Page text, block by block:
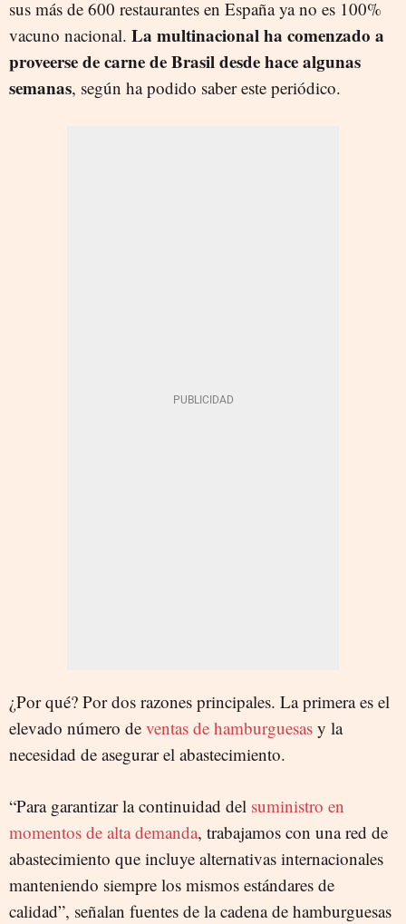
sus más de 600 restaurantes en España ya no es 100%
vacuno nacional. La multinacional ha comenzado a
proveerse de carne de Brasil desde hace algunas
semanas, según ha podido saber este periódico.
¿Por qué? Por dos razones principales. La primera es el
elevado número de ventas de hamburguesas y la
necesidad de asegurar el abastecimiento.
“Para garantizar la continuidad del suministro en
momentos de alta demanda, trabajamos con una red de
abastecimiento que incluye alternativas internacionales
manteniendo siempre los mismos estándares de
calidad”, señalan fuentes de la cadena de hamburguesas